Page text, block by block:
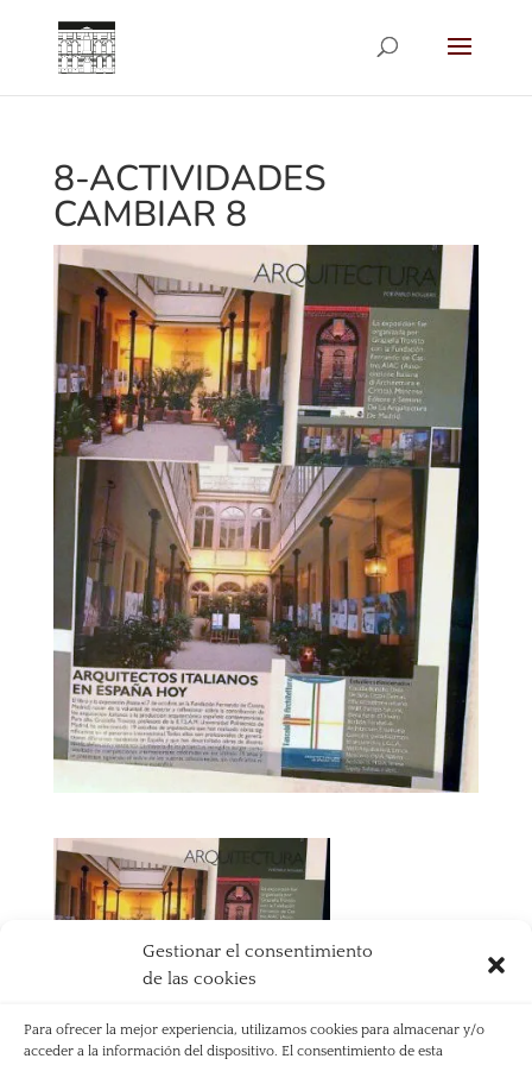
Gestionar el consentimiento
de las cookies
Para ofrecer la mejor experiencia, utilizamos cookies para almacenar y/o
acceder a la información del dispositivo. El consentimiento de esta
8-ACTIVIDADES
CAMBIAR 8